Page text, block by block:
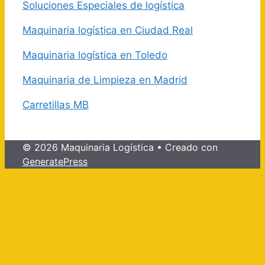
Soluciones Especiales de logística
Maquinaria logística en Ciudad Real
Maquinaria logística en Toledo
Maquinaria de Limpieza en Madrid
Carretillas MB
© 2026 Maquinaria Logística • Creado con
GeneratePress